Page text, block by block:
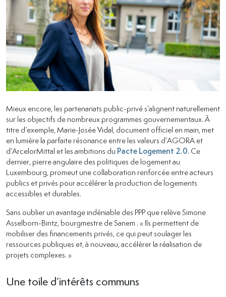
Mieux encore, les partenariats public-privé s’alignent naturellement
sur les objectifs de nombreux programmes gouvernementaux. À
titre d’exemple, Marie-Josée Vidal, document officiel en main, met
en lumière la parfaite résonance entre les valeurs d’AGORA et
d’ArcelorMittal et les ambitions du Pacte Logement 2.0. Ce
dernier, pierre angulaire des politiques de logement au
Luxembourg, promeut une collaboration renforcée entre acteurs
publics et privés pour accélérer la production de logements
accessibles et durables.
Sans oublier un avantage indéniable des PPP que relève Simone
Asselborn-Bintz, bourgmestre de Sanem : « Ils permettent de
mobiliser des financements privés, ce qui peut soulager les
ressources publiques et, à nouveau, accélérer la réalisation de
projets complexes. »
Une toile d’intérêts communs